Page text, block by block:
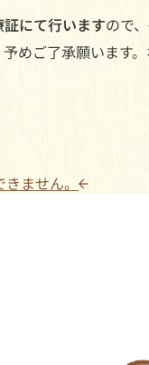
にて行いますので、
予めご了承願います
ません。